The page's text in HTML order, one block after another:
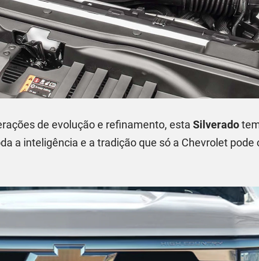
de evolução e refinamento, esta Silverado
a inteligência e a tradição que só a Chevrolet pode